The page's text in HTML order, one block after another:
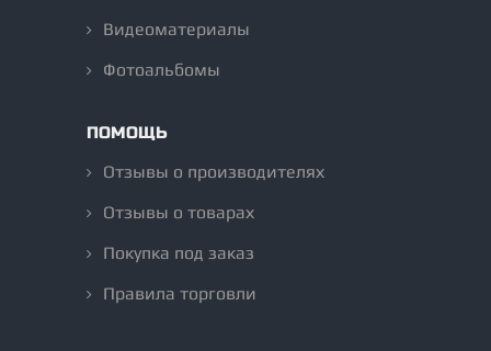
Видеоматериалы
Фотоальбомы
ПОМОЩЬ
Отзывы о производителях
Отзывы о товарах
Покупка под заказ
Правила торговли